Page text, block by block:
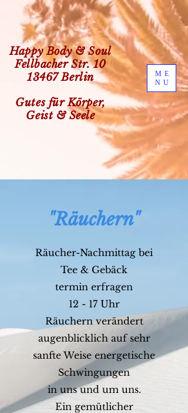
Happy Body & Soul
Fellbacher Str. 10
13467 Berlin
Gutes für Körper,
Geist & Seele
ME
NU
"Räuchern"
Räucher-Nachmittag bei
Tee & Gebäck
​termin erfragen
12 - 17 Uhr
Räuchern verändert
augenblicklich auf sehr
sanfte Weise energetische
Schwingungen
in uns und um uns.
Ein gemütlicher